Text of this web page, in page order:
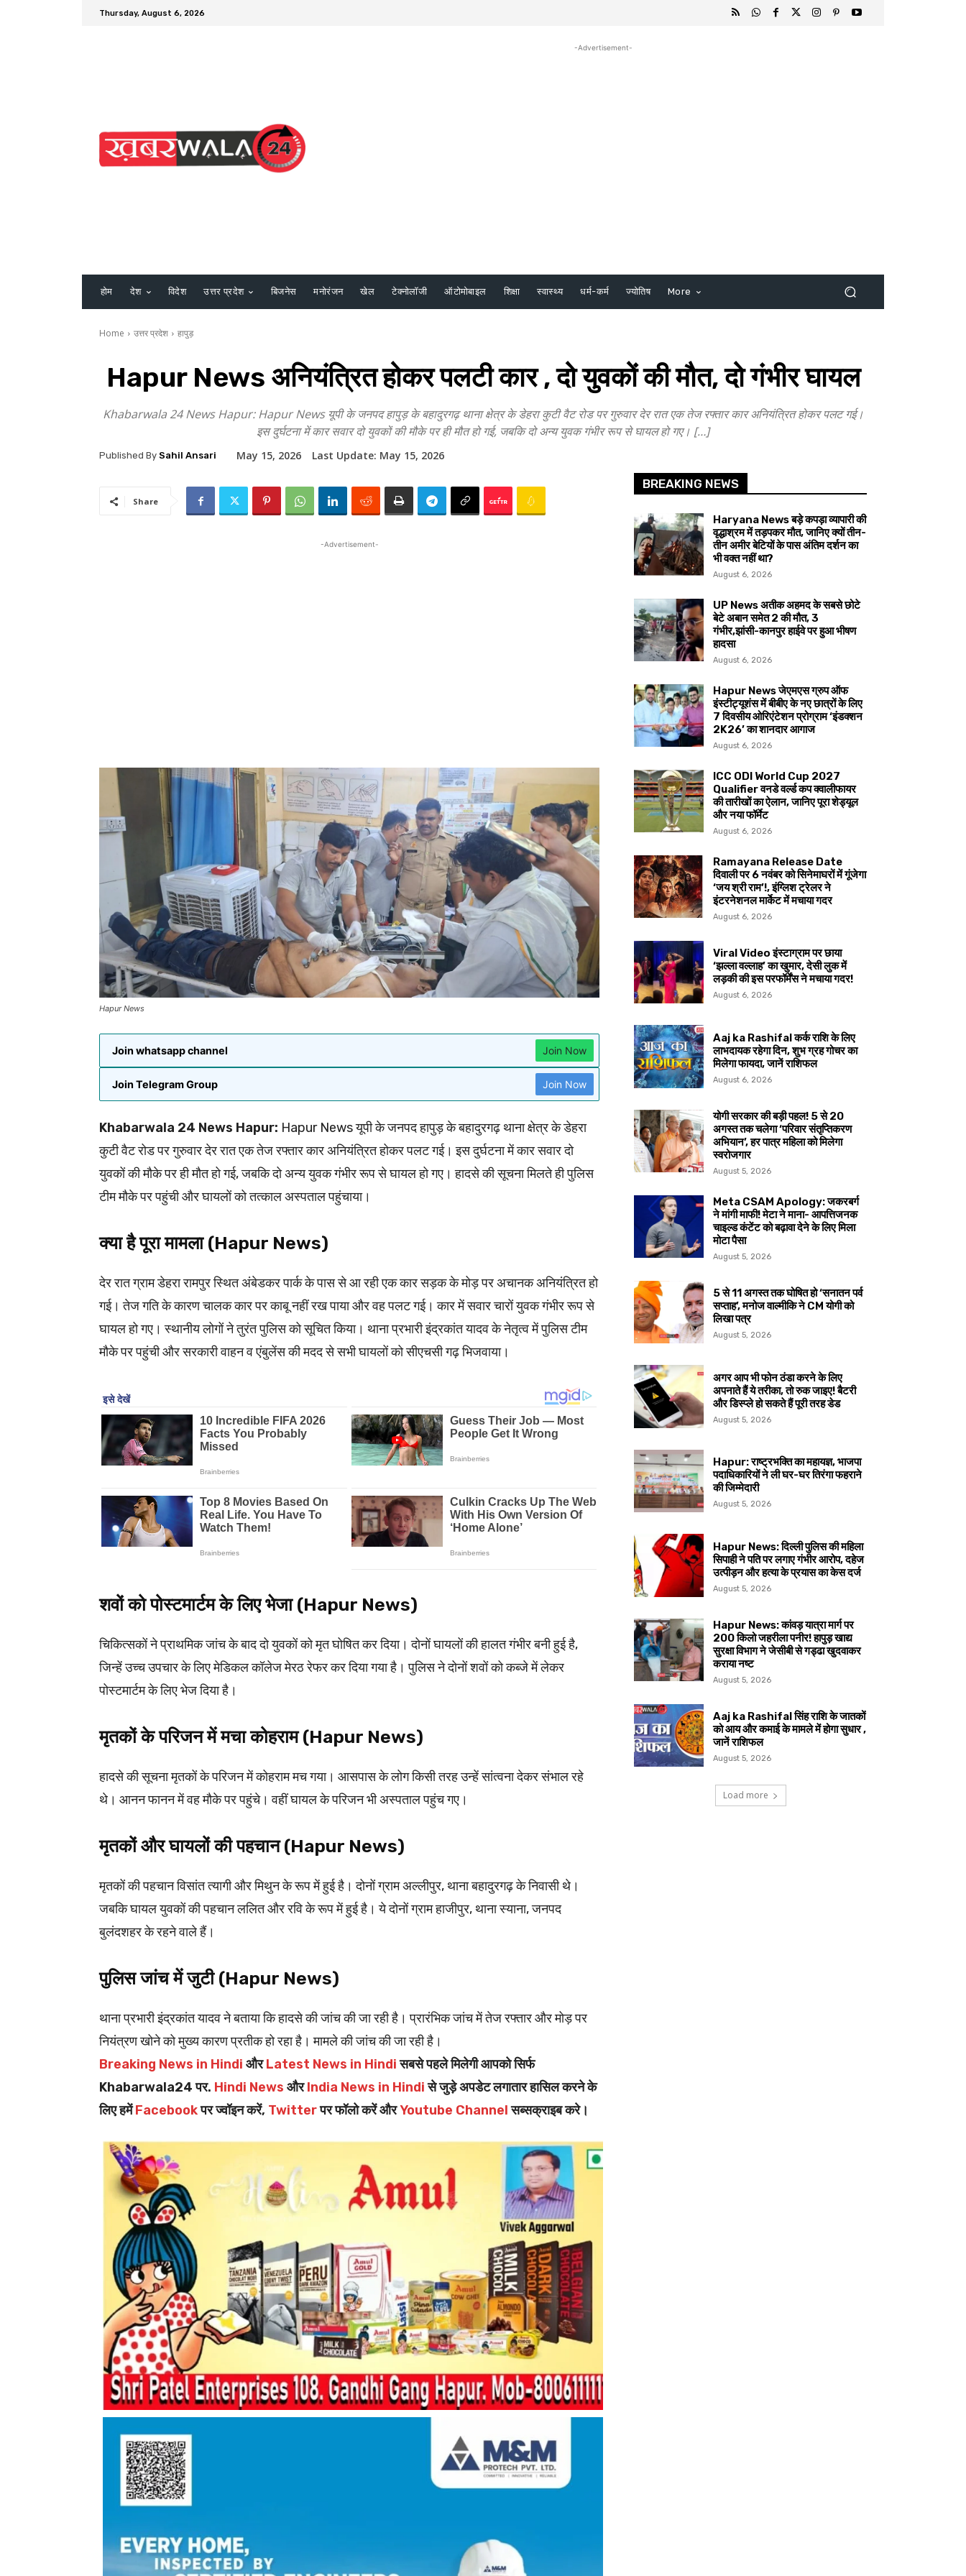
Thursday, August 6, 2026
-Advertisement-
होम देश विदेश उत्तर प्रदेश बिजनेस मनोरंजन खेल टेक्नोलॉजी ऑटोमोबाइल शिक्षा स्वास्थ्य धर्म-कर्म ज्योतिष More
Home उत्तर प्रदेश हापुड़
Hapur News अनियंत्रित होकर पलटी कार , दो युवकों की मौत, दो गंभीर घायल
Khabarwala 24 News Hapur: Hapur News यूपी के जनपद हापुड़ के बहादुरगढ़ थाना क्षेत्र के डेहरा कुटी वैट रोड पर गुरुवार देर रात एक तेज रफ्तार कार अनियंत्रित होकर पलट गई।
इस दुर्घटना में कार सवार दो युवकों की मौके पर ही मौत हो गई, जबकि दो अन्य युवक गंभीर रूप से घायल हो गए। […]
Published By Sahil Ansari May 15, 2026 Last Update: May 15, 2026
Share
-Advertisement-
Hapur News
Join whatsapp channel Join Now
Join Telegram Group Join Now
Khabarwala 24 News Hapur: Hapur News यूपी के जनपद हापुड़ के बहादुरगढ़ थाना क्षेत्र के डेहरा
कुटी वैट रोड पर गुरुवार देर रात एक तेज रफ्तार कार अनियंत्रित होकर पलट गई। इस दुर्घटना में कार सवार दो
युवकों की मौके पर ही मौत हो गई, जबकि दो अन्य युवक गंभीर रूप से घायल हो गए। हादसे की सूचना मिलते ही पुलिस
टीम मौके पर पहुंची और घायलों को तत्काल अस्पताल पहुंचाया।
क्या है पूरा मामला (Hapur News)
देर रात ग्राम डेहरा रामपुर स्थित अंबेडकर पार्क के पास से आ रही एक कार सड़क के मोड़ पर अचानक अनियंत्रित हो
गई। तेज गति के कारण चालक कार पर काबू नहीं रख पाया और वह पलट गई। कार में सवार चारों युवक गंभीर रूप से
घायल हो गए। स्थानीय लोगों ने तुरंत पुलिस को सूचित किया। थाना प्रभारी इंद्रकांत यादव के नेतृत्व में पुलिस टीम
मौके पर पहुंची और सरकारी वाहन व एंबुलेंस की मदद से सभी घायलों को सीएचसी गढ़ भिजवाया।
शवों को पोस्टमार्टम के लिए भेजा (Hapur News)
चिकित्सकों ने प्राथमिक जांच के बाद दो युवकों को मृत घोषित कर दिया। दोनों घायलों की हालत गंभीर बनी हुई है,
जिन्हें उच्च उपचार के लिए मेडिकल कॉलेज मेरठ रेफर कर दिया गया है। पुलिस ने दोनों शवों को कब्जे में लेकर
पोस्टमार्टम के लिए भेज दिया है।
मृतकों के परिजन में मचा कोहराम (Hapur News)
हादसे की सूचना मृतकों के परिजन में कोहराम मच गया। आसपास के लोग किसी तरह उन्हें सांत्वना देकर संभाल रहे
थे। आनन फानन में वह मौके पर पहुंचे। वहीं घायल के परिजन भी अस्पताल पहुंच गए।
मृतकों और घायलों की पहचान (Hapur News)
मृतकों की पहचान विसांत त्यागी और मिथुन के रूप में हुई है। दोनों ग्राम अल्लीपुर, थाना बहादुरगढ़ के निवासी थे।
जबकि घायल युवकों की पहचान ललित और रवि के रूप में हुई है। ये दोनों ग्राम हाजीपुर, थाना स्याना, जनपद
बुलंदशहर के रहने वाले हैं।
पुलिस जांच में जुटी (Hapur News)
थाना प्रभारी इंद्रकांत यादव ने बताया कि हादसे की जांच की जा रही है। प्रारंभिक जांच में तेज रफ्तार और मोड़ पर
नियंत्रण खोने को मुख्य कारण प्रतीक हो रहा है। मामले की जांच की जा रही है।
Breaking News in Hindi औरLatest News in Hindiसबसे पहले मिलेगी आपको सिर्फ
Khabarwala24 पर. Hindi News औरIndia News in Hindiसे जुड़े अपडेट लगातार हासिल करने के
लिए हमेंFacebookपर ज्वॉइन करें, Twitterपर फॉलो करें औरYoutube Channelसब्सक्राइब करे।
BREAKING NEWS
Haryana News बड़े कपड़ा व्यापारी की
वृद्धाश्रम में तड़पकर मौत, जानिए क्यों तीन-
तीन अमीर बेटियों के पास अंतिम दर्शन का
भी वक्त नहीं था?
August 6, 2026
UP News अतीक अहमद के सबसे छोटे
बेटे अबान समेत 2 की मौत, 3
गंभीर,झांसी-कानपुर हाईवे पर हुआ भीषण
हादसा
August 6, 2026
Hapur News जेएमएस ग्रुप ऑफ
इंस्टीट्यूशंस में बीबीए के नए छात्रों के लिए
7 दिवसीय ओरिएंटेशन प्रोग्राम ‘इंडक्शन
2K26’ का शानदार आगाज
August 6, 2026
ICC ODI World Cup 2027
Qualifier वनडे वर्ल्ड कप क्वालीफायर
की तारीखों का ऐलान, जानिए पूरा शेड्यूल
और नया फॉर्मेट
August 6, 2026
Ramayana Release Date
दिवाली पर 6 नवंबर को सिनेमाघरों में गूंजेगा
‘जय श्री राम’!, इंग्लिश ट्रेलर ने
इंटरनेशनल मार्केट में मचाया गदर
August 6, 2026
Viral Video इंस्टाग्राम पर छाया
‘झल्ला वल्लाह’ का खुमार, देसी लुक में
लड़की की इस परफॉर्मेंस ने मचाया गदर!
August 6, 2026
Aaj ka Rashifal कर्क राशि के लिए
लाभदायक रहेगा दिन, शुभ ग्रह गोचर का
मिलेगा फायदा, जानें राशिफल
August 6, 2026
योगी सरकार की बड़ी पहल! 5 से 20
अगस्त तक चलेगा ‘परिवार संतृप्तिकरण
अभियान’, हर पात्र महिला को मिलेगा
स्वरोजगार
August 5, 2026
Meta CSAM Apology: जकरबर्ग
ने मांगी माफी! मेटा ने माना- आपत्तिजनक
चाइल्ड कंटेंट को बढ़ावा देने के लिए मिला
मोटा पैसा
August 5, 2026
5 से 11 अगस्त तक घोषित हो ‘सनातन पर्व
सप्ताह’, मनोज वाल्मीकि ने CM योगी को
लिखा पत्र
August 5, 2026
अगर आप भी फोन ठंडा करने के लिए
अपनाते हैं ये तरीका, तो रुक जाइए! बैटरी
और डिस्प्ले हो सकते हैं पूरी तरह डेड
August 5, 2026
Hapur: राष्ट्रभक्ति का महायज्ञ, भाजपा
पदाधिकारियों ने ली घर-घर तिरंगा फहराने
की जिम्मेदारी
August 5, 2026
Hapur News: दिल्ली पुलिस की महिला
सिपाही ने पति पर लगाए गंभीर आरोप, दहेज
उत्पीड़न और हत्या के प्रयास का केस दर्ज
August 5, 2026
Hapur News: कांवड़ यात्रा मार्ग पर
200 किलो जहरीला पनीर! हापुड़ खाद्य
सुरक्षा विभाग ने जेसीबी से गड्ढा खुदवाकर
कराया नष्ट
August 5, 2026
Aaj ka Rashifal सिंह राशि के जातकों
को आय और कमाई के मामले में होगा सुधार ,
जानें राशिफल
August 5, 2026
Load more